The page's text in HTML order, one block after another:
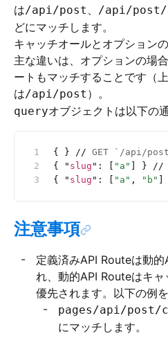
は/api/post 、 /api/post/
どにマッチします。
キャッチオールとオプション
主な違いは、オプションの場
ートもマッチすることです（
は/api/post ）。
queryオブジェクトは以下の
{ } // GET `/api/post`
{
" slug " : "a" ] } //
{
" slug " : "a" , "b"
注意事項
定義済みAPI Routeは動
れ、動的API Routeはキ
優先されます。以下の例
pages/api/post/
にマッチします。